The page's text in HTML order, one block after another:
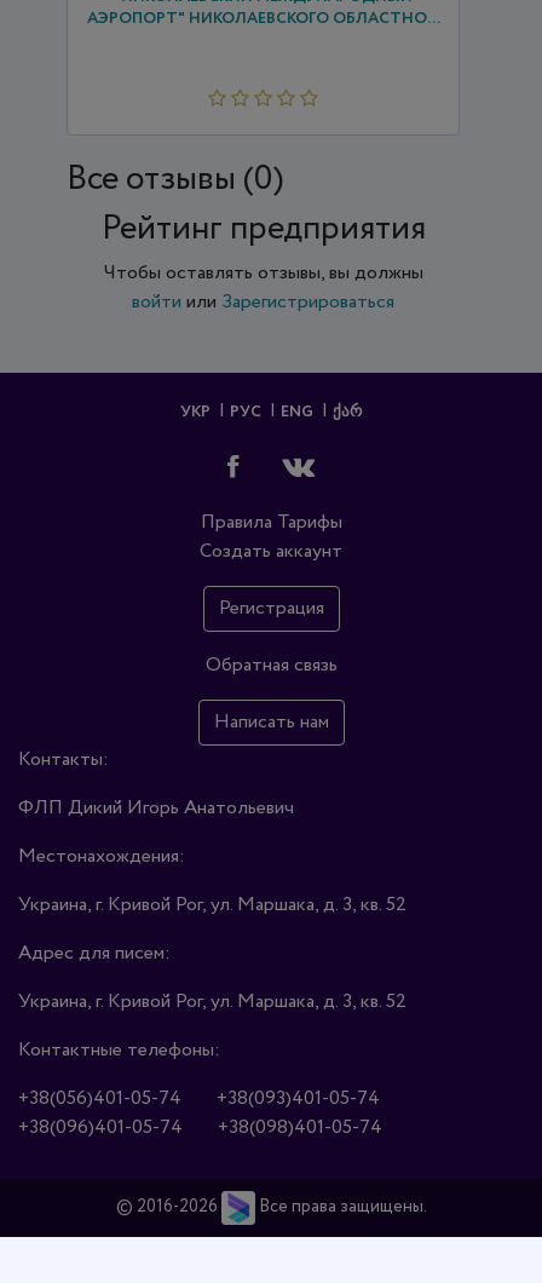
АЭРОПОРТ" НИКОЛАЕВСКОГО ОБЛАСТНО...
Все отзывы (0)
Рейтинг предприятия
Чтобы оставлять отзывы, вы должны
войти или Зарегистрироваться
УКР РУС ENG ᲥᲐᲠ
Правила Тарифы
Создать аккаунт
Регистрация
Обратная связь
Написать нам
Контакты:
ФЛП Дикий Игорь Анатольевич
Местонахождения:
Украина, г. Кривой Рог, ул. Маршака, д. 3, кв. 52
Адрес для писем:
Украина, г. Кривой Рог, ул. Маршака, д. 3, кв. 52
Контактные телефоны:
+38(056)401-05-74
+38(093)401-05-74
+38(096)401-05-74
+38(098)401-05-74
© 2016-2026 Все права защищены.